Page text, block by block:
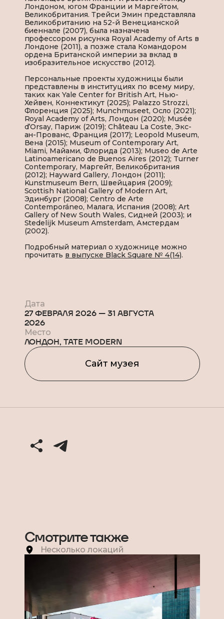
Лондоном, югом Франции и Маргейтом,
Великобритания. Трейси Эмин представляла
Великобританию на 52-й Венецианской
биеннале (2007), была назначена
профессором рисунка Royal Academy of Arts в
Лондоне (2011), а позже стала Командором
ордена Британской империи за вклад в
изобразительное искусство (2012).
Персональные проекты художницы были
представлены в институциях по всему миру,
таких как Yale Center for British Art, Нью-
Хейвен, Коннектикут (2025); Palazzo Strozzi,
Флоренция (2025); Munchmuseet, Осло (2021);
Royal Academy of Arts, Лондон (2020); Musée
d’Orsay, Париж (2019); Château La Coste, Экс-
ан-Прованс, Франция (2017); Leopold Museum,
Вена (2015); Museum of Contemporary Art,
Miami, Майами, Флорида (2013); Museo de Arte
Latinoamericano de Buenos Aires (2012); Turner
Contemporary, Маргейт, Великобритания
(2012); Hayward Gallery, Лондон (2011);
Kunstmuseum Bern, Швейцария (2009);
Scottish National Gallery of Modern Art,
Эдинбург (2008); Centro de Arte
Contemporáneo, Малага, Испания (2008); Art
Gallery of New South Wales, Сидней (2003); и
Stedelijk Museum Amsterdam, Амстердам
(2002).
Подробный материал о художнице можно
прочитать в выпуске Black Square № 4(14).
Дата
27 ФЕВРАЛЯ 2026 —31 АВГУСТА
2026
Место
ЛОНДОН, TATE MODERN
Сайт музея
Смотрите также
Несколько локаций